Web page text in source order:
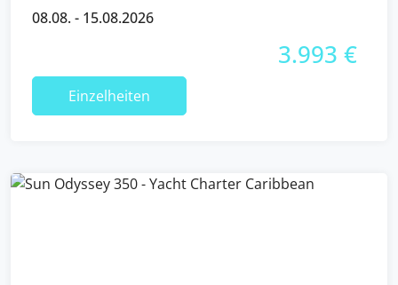
08.08. - 15.08.2026
3.993 €
Einzelheiten